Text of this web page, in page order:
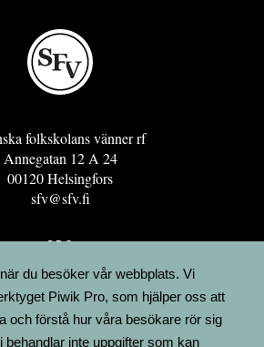
folkskolans vänner rf
Annegatan 12 A 24
00120 Helsingfors
sfv@sfv.fi
GRO
MINNESRUNOR.FI
FINLAND
du besöker vår webbplats. Vi
Piwik Pro, som hjälper oss att
och förstå hur våra besökare rör sig
behandlar inte uppgifter som kan